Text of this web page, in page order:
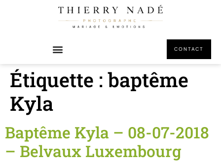
CONTACT
Étiquette :baptême
Kyla
Baptême Kyla – 08-07-2018
– Belvaux Luxembourg